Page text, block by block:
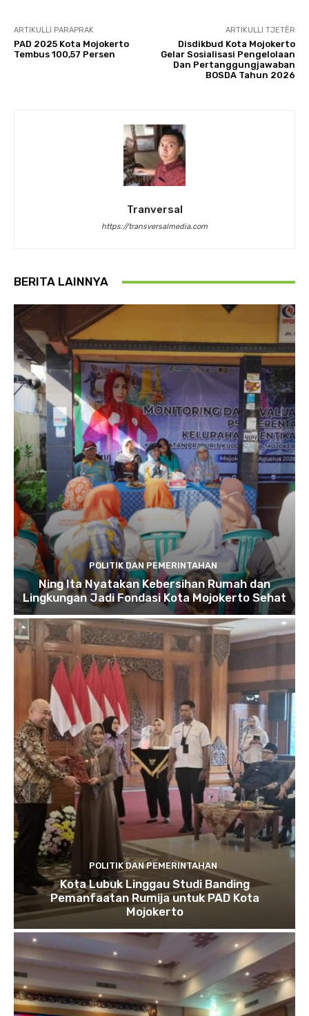
ARTIKULLI PARAPRAK
PAD 2025 Kota Mojokerto
Tembus 100,57 Persen
ARTIKULLI TJETËR
Disdikbud Kota Mojokerto
Gelar Sosialisasi Pengelolaan
Dan Pertanggungjawaban
BOSDA Tahun 2026
Tranversal
https://transversalmedia.com
BERITA LAINNYA
POLITIK DAN PEMERINTAHAN
Ning Ita Nyatakan Kebersihan Rumah dan
Lingkungan Jadi Fondasi Kota Mojokerto Sehat
POLITIK DAN PEMERINTAHAN
Kota Lubuk Linggau Studi Banding
Pemanfaatan Rumija untuk PAD Kota
Mojokerto